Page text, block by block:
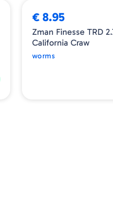
€ 8.95
Zman Finesse TRD
California Craw
worms